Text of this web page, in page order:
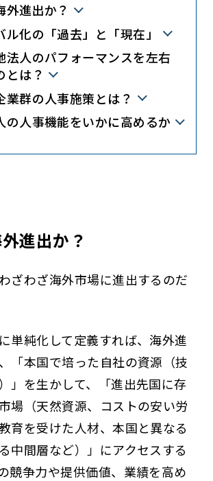
外進出か？
ル化の「過去」と「現在」
法人のパフォーマンスを左右
とは？
業群の人事施策とは？
の人事機能をいかに高めるか
進出か？
ざわざ海外市場に進出するのだ
単純化して定義すれば、海外進
「本国で培った自社の資源（技
」を生かして、「進出先国に存
場（天然資源、コストの安い労
育を受けた人材、本国と異なる
中間層など）」にアクセスする
競争力や提供価値、業績を高め